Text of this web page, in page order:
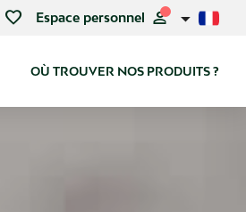
favorite Espace personnel person
OÙ TROUVER NOS PRODUITS ?